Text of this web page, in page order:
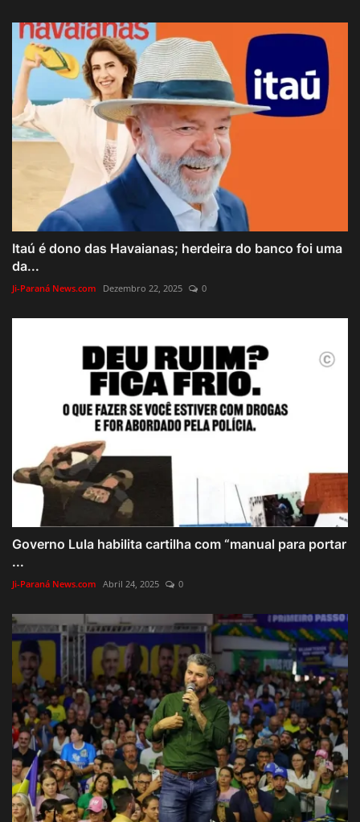
Itaú é dono das Havaianas; herdeira do banco foi uma
da...
Ji-Paraná News.com Dezembro 22, 2025 0
Governo Lula habilita cartilha com “manual para portar
...
Ji-Paraná News.com Abril 24, 2025 0